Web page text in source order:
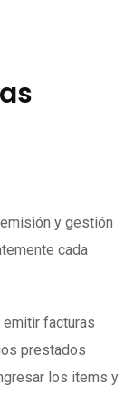
y gestión
cada
facturas
prestados
los items y